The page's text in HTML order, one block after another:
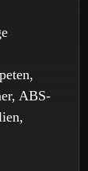
ABS-